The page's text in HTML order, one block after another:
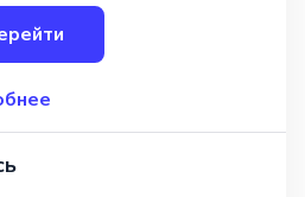
необходимые для работы
учета и